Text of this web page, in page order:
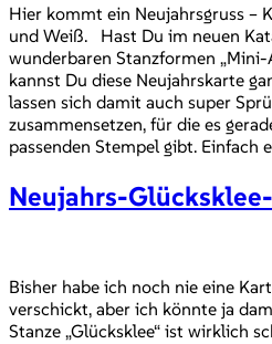
Hier kommt ein Neujahrsgruss –
und Weiß. Hast Du im neuen
wunderbaren Stanzformen „Mini-
kannst Du diese Neujahrskarte
lassen sich damit auch super
zusammensetzen, für die es
passenden Stempel gibt. Einfach
Neujahrs-
Bisher habe ich noch nie eine
verschickt, aber ich könnte ja
Stanze „Glücksklee“ ist wirklich